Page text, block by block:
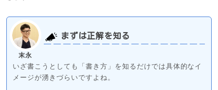
末永
まずは正解を知る
いざ書こうとしても「書き方」を知るだけでは具体的なイ
メージが湧きづらいですよね。